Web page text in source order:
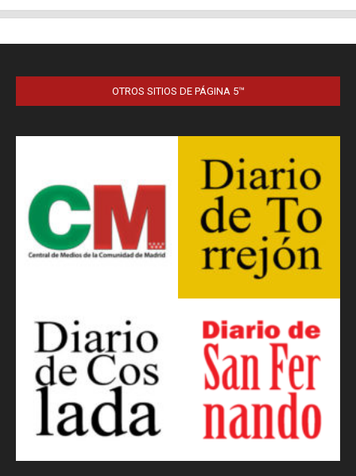
OTROS SITIOS DE PÁGINA 5™